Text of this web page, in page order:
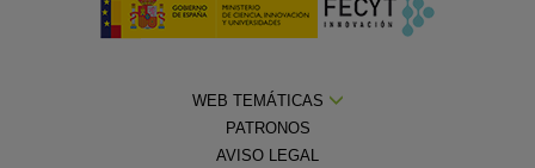
WEB TEMÁTICAS
PATRONOS
AVISO LEGAL